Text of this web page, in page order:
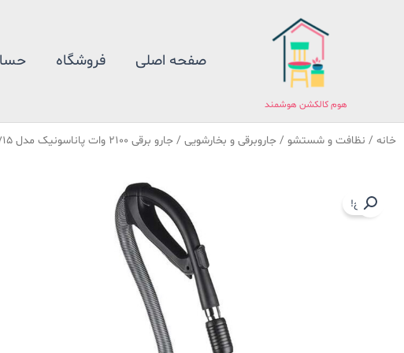
هوم کالکشن هوشمند
صفحه اصلی فروشگاه
خانه / نظافت و شستشو / جاروبرقی و بخارشویی / جارو برقی 2100 وات پاناسونیک مدل 715 ساخت مالزی
حراج!